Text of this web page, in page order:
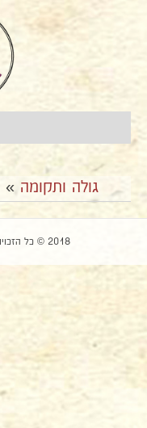
גולה ותקומה »
2018 © כל הזכויות שמורות ליוסי עופר "גולה ותקומה"